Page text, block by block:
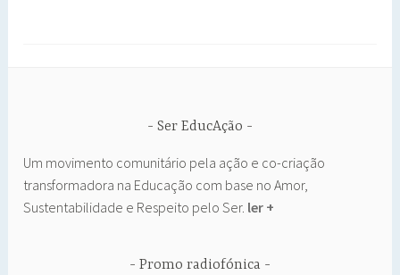
Ser EducAção
Um movimento comunitário pela ação e co-criação
transformadora na Educação com base no Amor,
Sustentabilidade e Respeito pelo Ser. ler +
Promo radiofónica